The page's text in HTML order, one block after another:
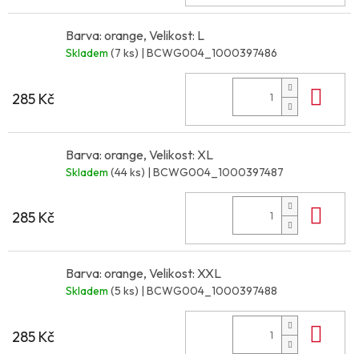
Barva: orange, Velikost: L
Skladem (7 ks) | BCWG004_1000397486
285 Kč
Barva: orange, Velikost: XL
Skladem (44 ks) | BCWG004_1000397487
285 Kč
Barva: orange, Velikost: XXL
Skladem (5 ks) | BCWG004_1000397488
285 Kč